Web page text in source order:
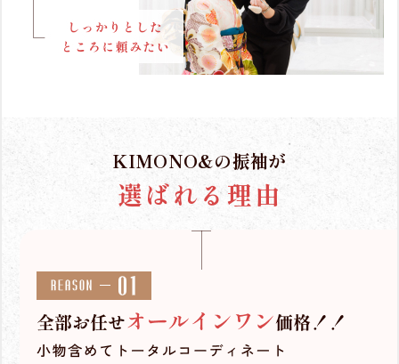
KIMONO&の振袖が
選ばれる理由